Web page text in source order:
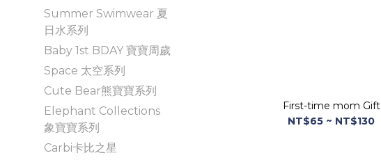
Summer Swimwear 夏
日水系列
Baby 1st BDAY 寶寶周歲
Space 太空系列
Cute Bear熊寶寶系列
Elephant Collections
象寶寶系列
Carbi卡比之星
First-time mom Gift
NT$65 ~ NT$130